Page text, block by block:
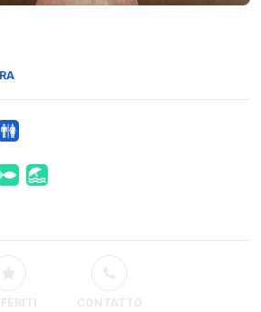
CONTATTO